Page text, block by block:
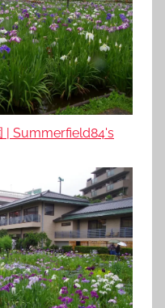
| Summerfield84's